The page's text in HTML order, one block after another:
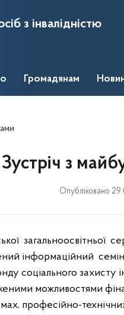
з інвалідністю
Громадянам
Зустріч з
Опубліковано 29
загальноосвітньої
інформаційний
соціального захисту
можливостями
професійно-